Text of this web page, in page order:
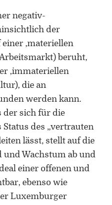
der
„Cultural Border
„Bordertextures”
und „LABOR SwissLux“
für internationale
und
der Buchreihe
Cultures, Spaces,
an der
Flensburg, Viadrina
Frankfurt (Oder),
Lothringen, Universität
negativ-
der
‚materiellen
beruht,
‚immateriellen
die an
werden kann.
der sich für die
Status des „vertrauten
lässt, stellt auf die
und Wachstum ab und
einer offenen und
ebenso wie
Luxemburger